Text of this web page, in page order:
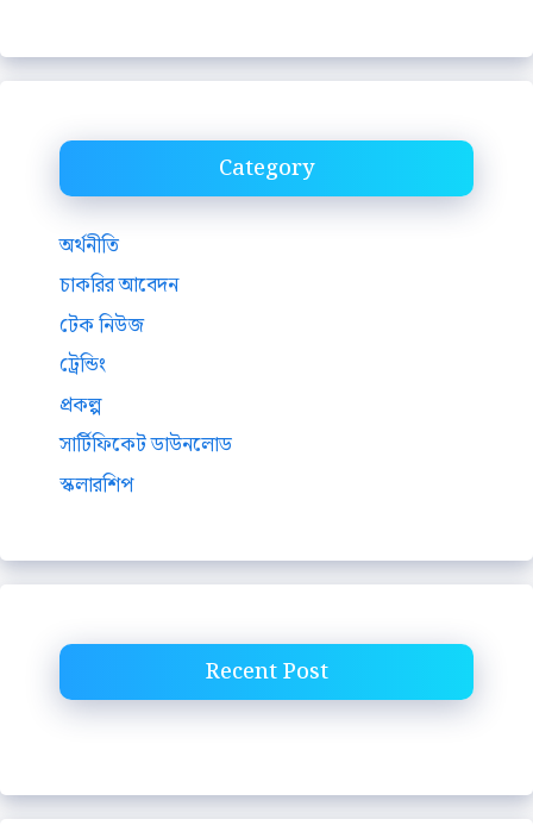
Category
অর্থনীতি
চাকরির আবেদন
টেক নিউজ
ট্রেন্ডিং
প্রকল্প
সার্টিফিকেট ডাউনলোড
স্কলারশিপ
Recent Post